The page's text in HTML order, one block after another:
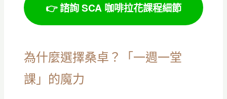
👉 諮詢 SCA 咖啡拉花課程細節
為什麼選擇桑卓？「一週一堂
課」的魔力